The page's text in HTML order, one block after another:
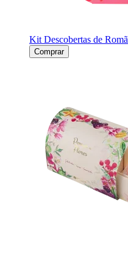
Kit Descobertas de Romã
Comprar